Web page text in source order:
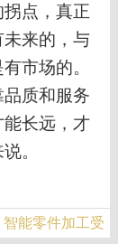
点， 真正
来的，与
市场的。
质和服务
长远，才
。
能零件加工受